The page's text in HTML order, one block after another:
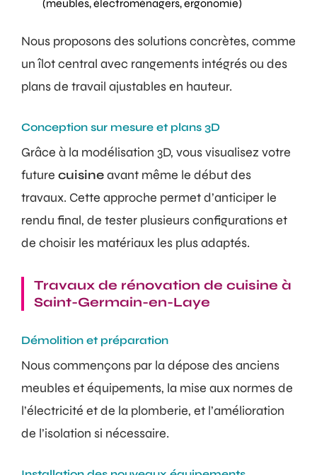
(meubles, électroménagers, ergonomie)
Nous proposons des solutions concrètes, comme
un îlot central avec rangements intégrés ou des
plans de travail ajustables en hauteur.
Conception sur mesure et plans 3D
Grâce à la modélisation 3D, vous visualisez votre
future cuisineavant même le début des
travaux. Cette approche permet d’anticiper le
rendu final, de tester plusieurs configurations et
de choisir les matériaux les plus adaptés.
Travaux de rénovation de cuisine à
Saint-Germain-en-Laye
Démolition et préparation
Nous commençons par la dépose des anciens
meubles et équipements, la mise aux normes de
l’électricité et de la plomberie, et l’amélioration
de l’isolation si nécessaire.